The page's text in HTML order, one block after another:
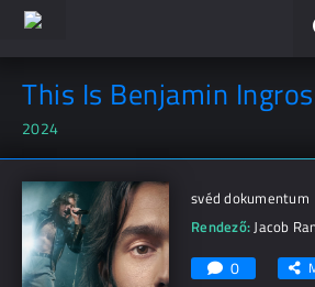
This Is Benjamin
2024
svéd dokumentum
Rendező:Jacob
0